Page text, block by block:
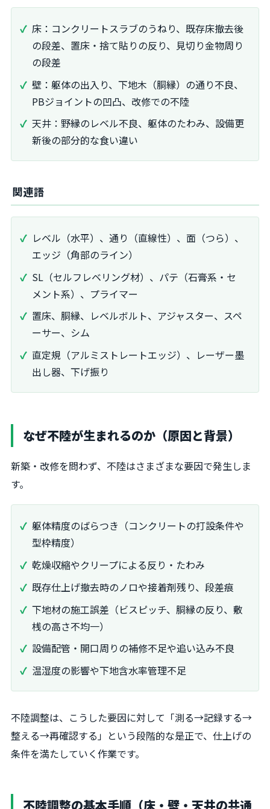
床：コンクリートスラブのうねり、既存床撤去後
の段差、置床・捨て貼りの反り、見切り金物周り
の段差
壁：躯体の出入り、下地木（胴縁）の通り不良、
PBジョイントの凹凸、改修での不陸
天井：野縁のレベル不良、躯体のたわみ、設備更
新後の部分的な食い違い
関連語
レベル（水平）、通り（直線性）、面（つら）、
エッジ（角部のライン）
SL（セルフレベリング材）、パテ（石膏系・セ
メント系）、プライマー
置床、胴縁、レベルボルト、アジャスター、スペ
ーサー、シム
直定規（アルミストレートエッジ）、レーザー墨
出し器、下げ振り
なぜ不陸が生まれるのか（原因と背景）
新築・改修を問わず、不陸はさまざまな要因で発生しま
す。
躯体精度のばらつき（コンクリートの打設条件や
型枠精度）
乾燥収縮やクリープによる反り・たわみ
既存仕上げ撤去時のノロや接着剤残り、段差痕
下地材の施工誤差（ビスピッチ、胴縁の反り、敷
桟の高さ不均一）
設備配管・開口周りの補修不足や追い込み不良
温湿度の影響や下地含水率管理不足
不陸調整は、こうした要因に対して「測る→記録する→
整える→再確認する」という段階的な是正で、仕上げの
条件を満たしていく作業です。
不陸調整の基本手順（床・壁・天井の共通